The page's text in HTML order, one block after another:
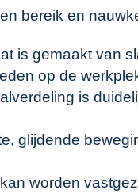
bereik en
is gemaakt van
op de
is
glijdende
worden